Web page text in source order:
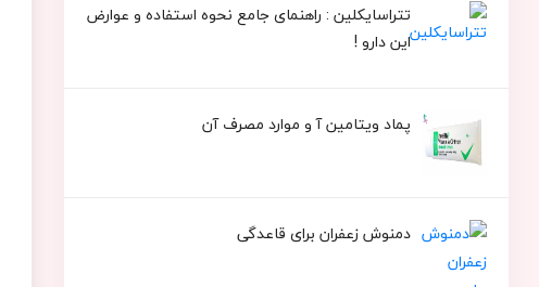
تتراسایکلین : راهنمای جامع نحوه استفاده و عوارض
این دارو !
پماد ویتامین آ و موارد مصرف آن
دمنوش زعفران برای قاعدگی